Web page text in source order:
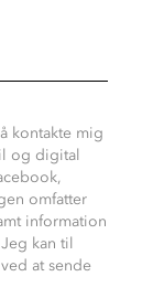
kontakte mig
og digital
omfatter
information
kan til
at sende